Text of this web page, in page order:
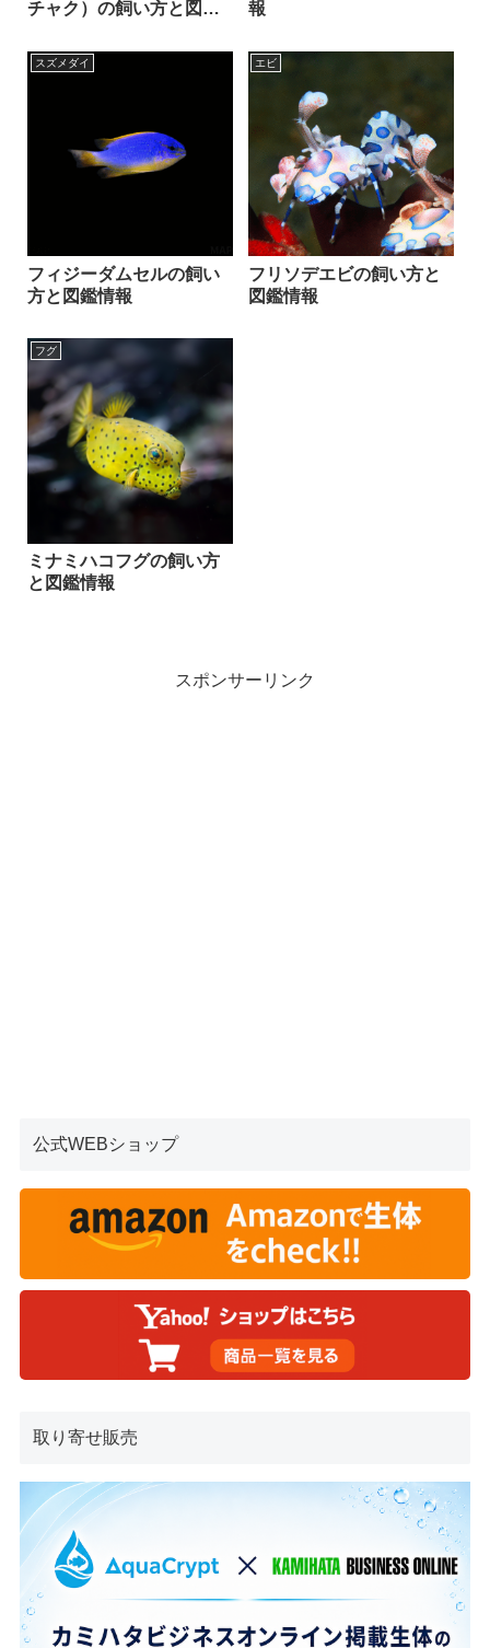
チャク）の飼い方と図鑑
報
スズメダイ
フィジーダムセルの飼い
方と図鑑情報
エビ
フリソデエビの飼い方と
図鑑情報
フグ
ミナミハコフグの飼い方
と図鑑情報
スポンサーリンク
公式WEBショップ
取り寄せ販売